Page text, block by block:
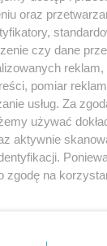
oraz
czy dane
pomiar
usług. Za
używać
aktywnie
zgodę na